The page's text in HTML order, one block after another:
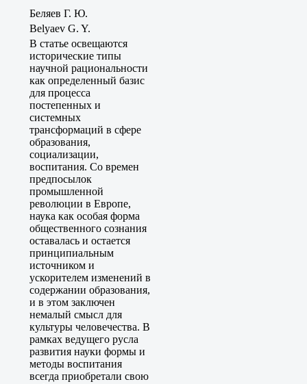
Беляев Г. Ю.
Belyaev G. Y.
В статье освещаются
исторические типы
научной рациональности
как определенный базис
для процесса
постепенных и
системных
трансформаций в сфере
образования,
социализации,
воспитания. Со времен
предпосылок
промышленной
революции в Европе,
наука как особая форма
общественного сознания
оставалась и остается
принципиальным
источником и
ускорителем изменений в
содержании образования,
и в этом заключен
немалый смысл для
культуры человечества. В
рамках ведущего русла
развития науки формы и
методы воспитания
всегда приобретали свою